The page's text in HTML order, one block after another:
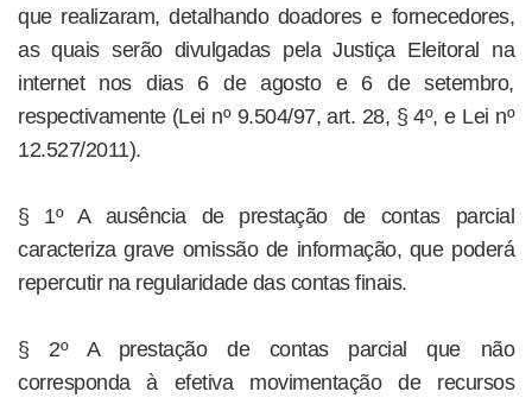
que realizaram, detalhando doadores e fornecedores,
as quais serão divulgadas pela Justiça Eleitoral na
internet nos dias 6 de agosto e 6 de setembro,
respectivamente (Lei nº 9.504/97, art. 28, § 4º, e Lei nº
12.527/2011).
§ 1º A ausência de prestação de contas parcial
caracteriza grave omissão de informação, que poderá
repercutir na regularidade das contas finais.
§ 2º A prestação de contas parcial que não
corresponda à efetiva movimentação de recursos